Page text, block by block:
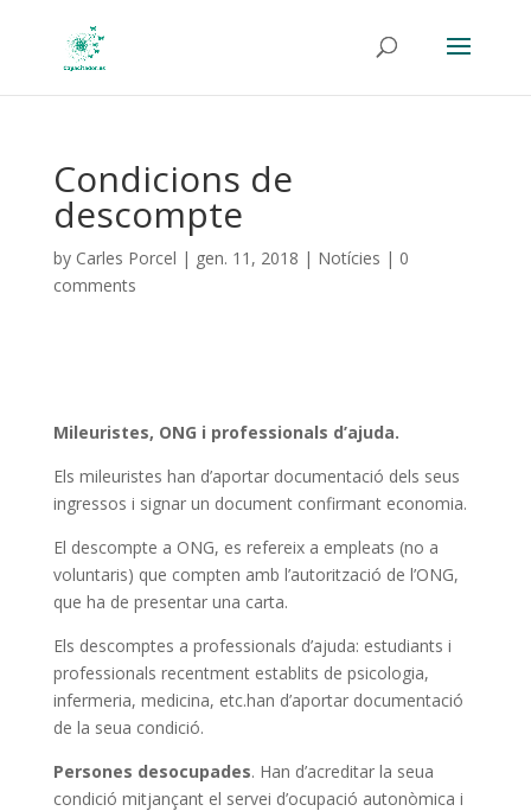
Condicions de
descompte
by Carles Porcel | gen. 11, 2018 | Notícies | 0
comments
Mileuristes, ONG i professionals d’ajuda.
Els mileuristes han d’aportar documentació dels seus
ingressos i signar un document confirmant economia.
El descompte a ONG, es refereix a empleats (no a
voluntaris) que compten amb l’autorització de l’ONG,
que ha de presentar una carta.
Els descomptes a professionals d’ajuda: estudiants i
professionals recentment establits de psicologia,
infermeria, medicina, etc.han d’aportar documentació
de la seua condició.
Persones desocupades. Han d’acreditar la seua
condició mitjançant el servei d’ocupació autonòmica i